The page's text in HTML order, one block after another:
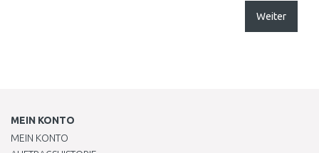
Weiter
MEIN KONTO
MEIN KONTO